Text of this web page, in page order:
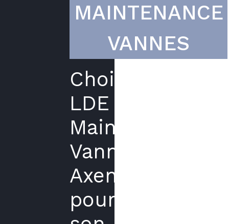
MAINTENANCE
VANNES
Choisir
LDE
Maintenance
Vannes
Axenergie
pour